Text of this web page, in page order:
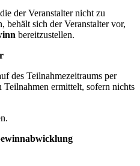
der Veranstalter nicht zu
behält sich der Veranstalter vor,
bereitzustellen.
des Teilnahmezeitraums per
Teilnahmen ermittelt, sofern nichts